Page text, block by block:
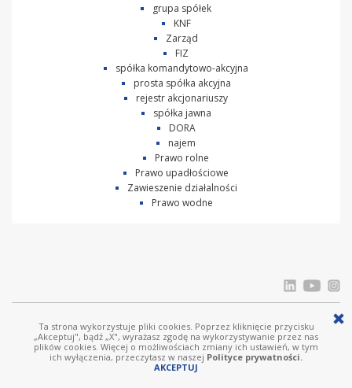
grupa spółek
KNF
Zarząd
FIZ
spółka komandytowo-akcyjna
prosta spółka akcyjna
rejestr akcjonariuszy
spółka jawna
DORA
najem
Prawo rolne
Prawo upadłościowe
Zawieszenie działalności
Prawo wodne
© Ostrowski i Wspólnicy | www.ostrowski.legal| Wszystkie prawa zastrzeżone
Licznik odwiedziń: 303176
Ta strona wykorzystuje pliki cookies. Poprzez kliknięcie przycisku
„Akceptuj", bądź „X", wyrażasz zgodę na wykorzystywanie przez nas
plików cookies. Więcej o możliwościach zmiany ich ustawień, w tym
ich wyłączenia, przeczytasz w naszej Polityce prywatności.
AKCEPTUJ